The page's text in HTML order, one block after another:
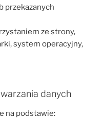
przekazanych
ze strony,
system operacyjny,
danych
na podstawie: